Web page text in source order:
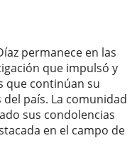
permanece en las
que impulsó y
que continúan su
país. La comunidad
sus condolencias
en el campo de